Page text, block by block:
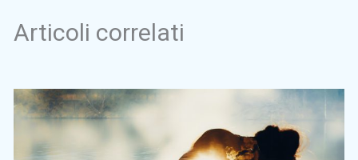
Articoli correlati